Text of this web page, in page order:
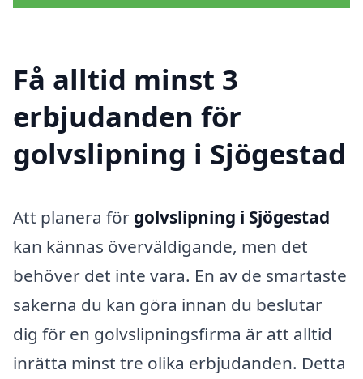
Få alltid minst 3
erbjudanden för
golvslipning i Sjögestad
Att planera för golvslipning i Sjögestad
kan kännas överväldigande, men det
behöver det inte vara. En av de smartaste
sakerna du kan göra innan du beslutar
dig för en golvslipningsfirma är att alltid
inrätta minst tre olika erbjudanden. Detta